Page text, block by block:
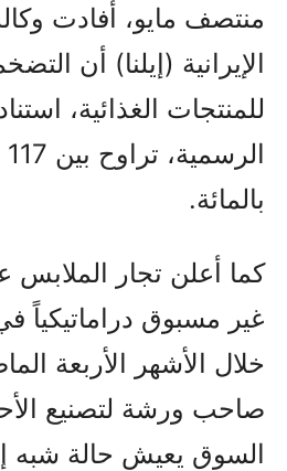
منتصف مايو، أفادت
الإيرانية (إيلنا) أن
للمنتجات الغذائية،
بالمائة.
كما أعلن تجار الملابس
غير مسبوق
خلال الأشهر الأربعة
صاحب ورشة لتصنيع
السوق يعيش حالة شبه